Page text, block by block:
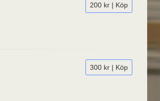
200 kr | Köp
300 kr | Köp